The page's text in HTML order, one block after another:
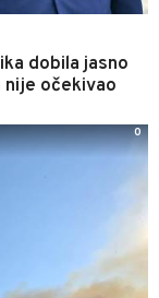
dobila jasno
nije očekivao
0